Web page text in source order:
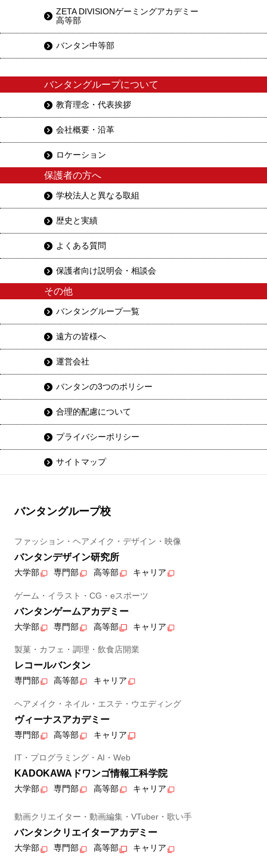
ZETA DIVISIONゲーミングアカデミー
高等部
バンタン中等部
バンタングループについて
教育理念・代表挨拶
会社概要・沿革
ロケーション
保護者の方へ
学校法人と異なる取組
歴史と実績
よくある質問
保護者向け説明会・相談会
その他
バンタングループ一覧
遠方の皆様へ
運営会社
バンタンの3つのポリシー
合理的配慮について
プライバシーポリシー
サイトマップ
バンタングループ校
ファッション・ヘアメイク・デザイン・映像
バンタンデザイン研究所
大学部 専門部 高等部 キャリア
ゲーム・イラスト・CG・eスポーツ
バンタンゲームアカデミー
大学部 専門部 高等部 キャリア
製菓・カフェ・調理・飲食店開業
レコールバンタン
専門部 高等部 キャリア
ヘアメイク・ネイル・エステ・ウエディング
ヴィーナスアカデミー
専門部 高等部 キャリア
IT・プログラミング・AI・Web
KADOKAWAドワンゴ情報工科学院
大学部 専門部 高等部 キャリア
動画クリエイター・動画編集・VTuber・歌い手
バンタンクリエイターアカデミー
大学部 専門部 高等部 キャリア